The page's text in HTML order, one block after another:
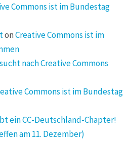
Commons ist im Bundestag
onCreative Commons ist im
nach Creative Commons
Commons ist im Bundestag
ein CC-Deutschland-Chapter!
am 11. Dezember)